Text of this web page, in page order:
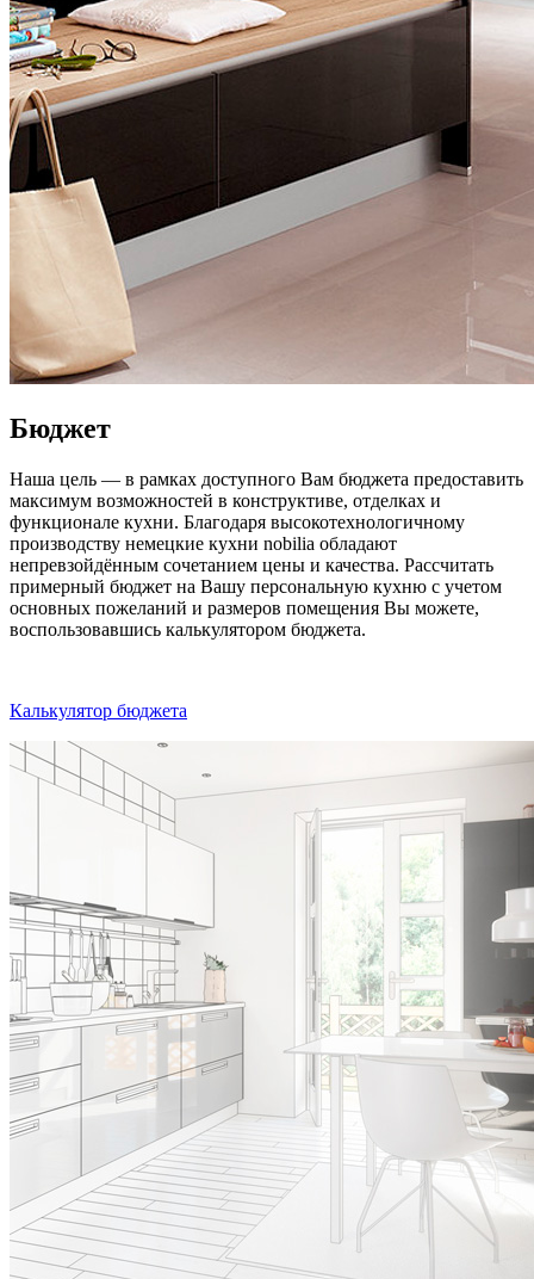
Бюджет
Наша цель — в рамках доступного Вам бюджета предоставить
максимум возможностей в конструктиве, отделках и
функционале кухни. Благодаря высокотехнологичному
производству немецкие кухни nobilia обладают
непревзойдённым сочетанием цены и качества. Рассчитать
примерный бюджет на Вашу персональную кухню с учетом
основных пожеланий и размеров помещения Вы можете,
воспользовавшись калькулятором бюджета.
Калькулятор бюджета